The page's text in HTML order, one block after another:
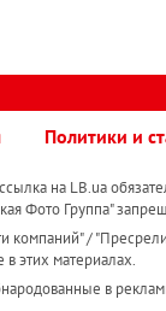
Политики и
на LB.ua
Фото Группа"
/
в этих материалах.
в